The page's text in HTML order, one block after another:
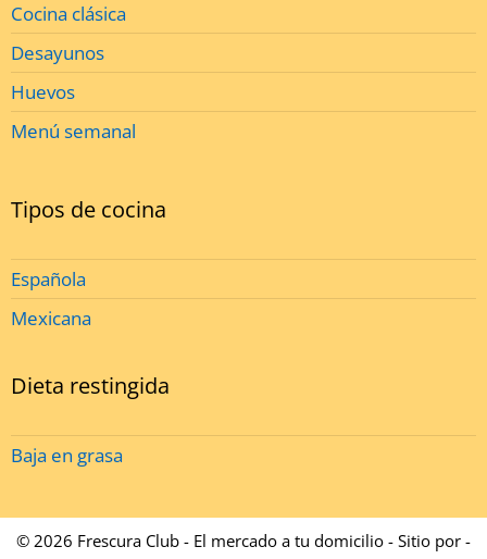
Cocina clásica
Desayunos
Huevos
Menú semanal
Tipos de cocina
Española
Mexicana
Dieta restingida
Baja en grasa
© 2026 Frescura Club - El mercado a tu domicilio - Sitio por -